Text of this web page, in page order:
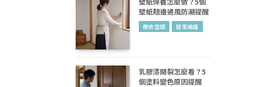
壁紙翹邊通風防潮提醒
療癒空間 居家維護
乳膠漆開裂怎麼看？5
個塗料變色原因提醒